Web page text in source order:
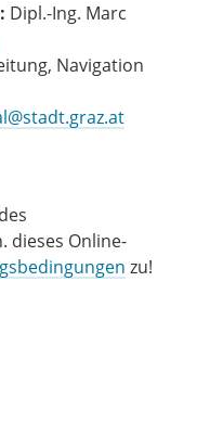
Dipl.-Ing. Marc
Navigation
dieses Online-
zu!